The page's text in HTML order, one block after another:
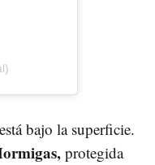
bajo la superficie.
protegida